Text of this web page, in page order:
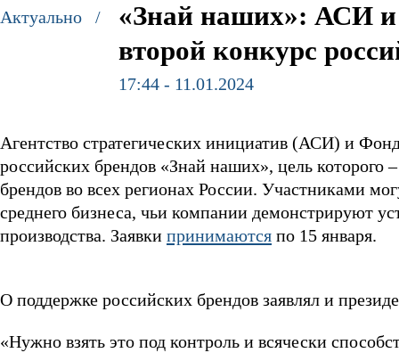
Актуально /
«Знай наших»: АСИ и
второй конкурс
17:44 - 11.01.2024
Агентство стратегических инициатив (АСИ) и
российских брендов «Знай наших», цель которого
брендов во всех регионах России. Участниками
среднего бизнеса, чьи компании демонстрируют
производства. Заявки принимаются по 15 января.
О поддержке российских брендов заявлял и
«Нужно взять это под контроль и всячески